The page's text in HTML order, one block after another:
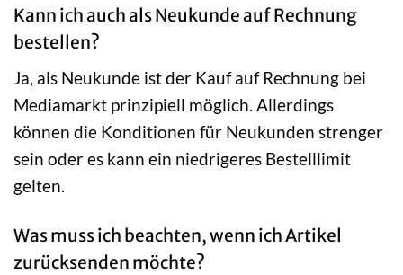
Kann ich auch als Neukunde auf Rechnung
bestellen?
Ja, als Neukunde ist der Kauf auf Rechnung bei
Mediamarkt prinzipiell möglich. Allerdings
können die Konditionen für Neukunden strenger
sein oder es kann ein niedrigeres Bestelllimit
gelten.
Was muss ich beachten, wenn ich Artikel
zurücksenden möchte?